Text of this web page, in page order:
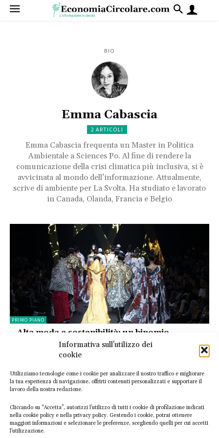
Informativa sull'utilizzo dei
cookie
Utilizziamo tecnologie come i cookie per analizzare il nostro traffico e migliorare
la tua esperienza di navigazione, offrirti contenuti personalizzati e supportare il
lavoro della nostra redazione.
Cliccando su “Accetta”, autorizzi l’utilizzo di tutti i cookie di profilazione indicati
nella cookie policy e nella privacy policy. Gestendo i cookie, potrai ottenere
maggiori informazioni e selezionare le preferenze, scegliendo quelli per cui accetti
l’utilizzazione.
BIO
Emma Cabascia
2 ARTICOLI
Emma Cabascia frequenta un Master in Politica
Ambientale a Sciences Po. Al fine di rendere la
comunicazione della crisi climatica più inclusiva, si è
avvicinata al mondo dell’informazione. Attualmente,
scrive di ambiente per La Svolta. Ha studiato e lavorato
in Canada, Olanda, Francia e Belgio
PRIMO PIANO
Alta moda e sostenibilità: un binomio
complesso. Intervista ad Ilaria Chiavacci